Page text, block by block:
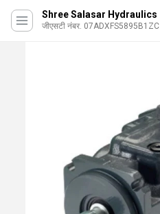
Shree Salasar Hydraulics
जीएसटी नंबर. 07ADXFS5895B1ZC